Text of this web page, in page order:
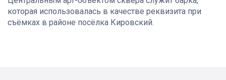
которая использовалась в качестве реквизита при
съёмках в районе посёлка Кировский.